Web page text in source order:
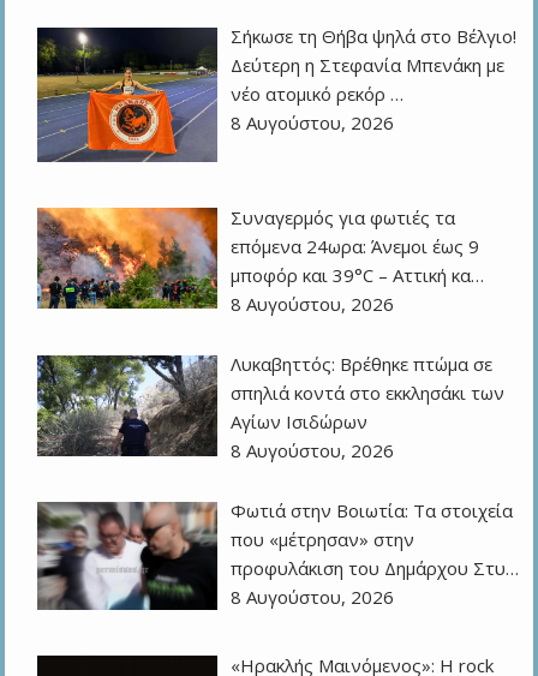
Σήκωσε τη Θήβα ψηλά στο Βέλγιο!
Δεύτερη η Στεφανία Μπενάκη με
νέο ατομικό ρεκόρ …
8 Αυγούστου, 2026
Συναγερμός για φωτιές τα
επόμενα 24ωρα: Άνεμοι έως 9
μποφόρ και 39°C – Αττική κα…
8 Αυγούστου, 2026
Λυκαβηττός: Βρέθηκε πτώμα σε
σπηλιά κοντά στο εκκλησάκι των
Αγίων Ισιδώρων
8 Αυγούστου, 2026
Φωτιά στην Βοιωτία: Τα στοιχεία
που «μέτρησαν» στην
προφυλάκιση του Δημάρχου Στυ…
8 Αυγούστου, 2026
«Ηρακλής Μαινόμενος»: H rock